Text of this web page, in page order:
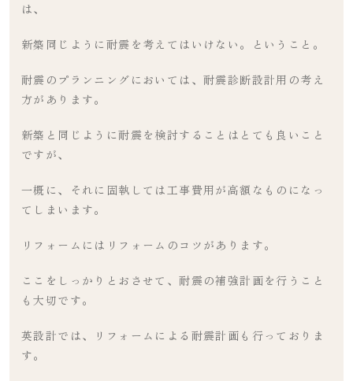
は、
新築同じように耐震を考えてはいけない。ということ。
耐震のプランニングにおいては、耐震診断設計用の考え
方があります。
新築と同じように耐震を検討することはとても良いこと
ですが、
一概に、それに固執しては工事費用が高額なものになっ
てしまいます。
リフォームにはリフォームのコツがあります。
ここをしっかりとおさせて、耐震の補強計画を行うこと
も大切です。
英設計では、リフォームによる耐震計画も行っておりま
す。